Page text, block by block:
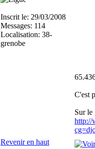
Inscrit le: 29/03/2008
Messages: 114
Localisation: 38-
grenobe
C'est
Sur le
http://
Revenir en haut